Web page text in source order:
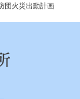
団火災出動計画